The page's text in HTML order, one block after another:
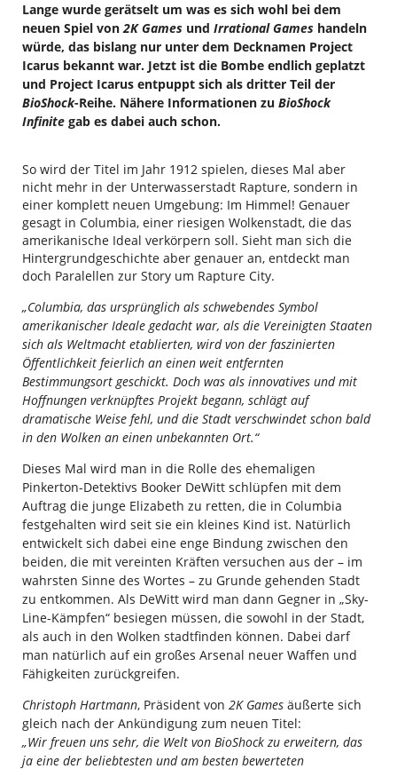
Lange wurde gerätselt um was es sich wohl bei dem
neuen Spiel von2K Games und Irrational Games handeln
würde, das bislang nur unter dem Decknamen Project
Icarus bekannt war. Jetzt ist die Bombe endlich geplatzt
und Project Icarus entpuppt sich als dritter Teil der
BioShock-Reihe. Nähere Informationen zu BioShock
Infinite gab es dabei auch schon.
So wird der Titel im Jahr 1912 spielen, dieses Mal aber
nicht mehr in der Unterwasserstadt Rapture, sondern in
einer komplett neuen Umgebung: Im Himmel! Genauer
gesagt in Columbia, einer riesigen Wolkenstadt, die das
amerikanische Ideal verkörpern soll. Sieht man sich die
Hintergrundgeschichte aber genauer an, entdeckt man
doch Paralellen zur Story um Rapture City.
„Columbia, das ursprünglich als schwebendes Symbol
amerikanischer Ideale gedacht war, als die Vereinigten Staaten
sich als Weltmacht etablierten, wird von der faszinierten
Öffentlichkeit feierlich an einen weit entfernten
Bestimmungsort geschickt. Doch was als innovatives und mit
Hoffnungen verknüpftes Projekt begann, schlägt auf
dramatische Weise fehl, und die Stadt verschwindet schon bald
in den Wolken an einen unbekannten Ort.“
Dieses Mal wird man in die Rolle des ehemaligen
Pinkerton-Detektivs Booker DeWitt schlüpfen mit dem
Auftrag die junge Elizabeth zu retten, die in Columbia
festgehalten wird seit sie ein kleines Kind ist. Natürlich
entwickelt sich dabei eine enge Bindung zwischen den
beiden, die mit vereinten Kräften versuchen aus der – im
wahrsten Sinne des Wortes – zu Grunde gehenden Stadt
zu entkommen. Als DeWitt wird man dann Gegner in „Sky-
Line-Kämpfen“ besiegen müssen, die sowohl in der Stadt,
als auch in den Wolken stadtfinden können. Dabei darf
man natürlich auf ein großes Arsenal neuer Waffen und
Fähigkeiten zurückgreifen.
Christoph Hartmann, Präsident von 2K Games äußerte sich
gleich nach der Ankündigung zum neuen Titel:
„Wir freuen uns sehr, die Welt von BioShock zu erweitern, das
ja eine der beliebtesten und am besten bewerteten